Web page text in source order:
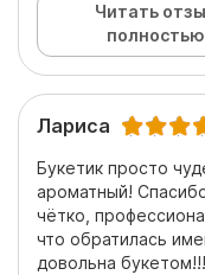
Читать
полностью
Лариса
Букетик просто
ароматный!
чётко,
что обратилась
довольна